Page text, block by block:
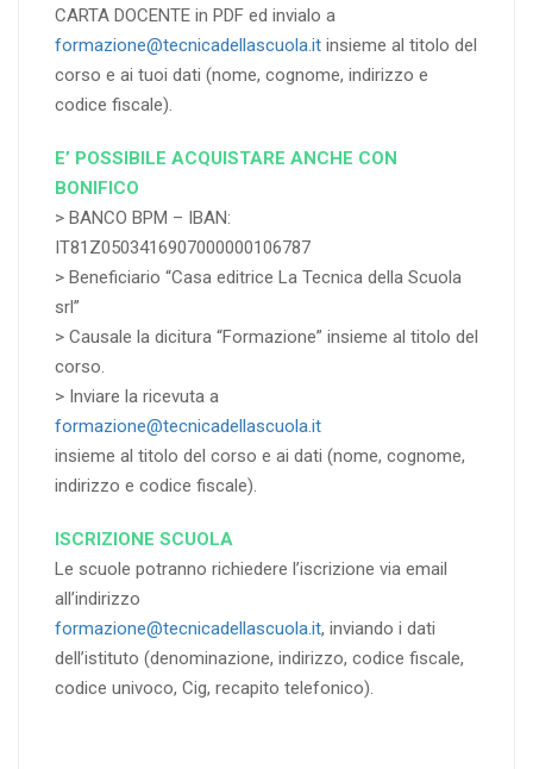
CARTA DOCENTE in PDF ed invialo a
formazione@tecnicadellascuola.it insieme al titolo del
corso e ai tuoi dati (nome, cognome, indirizzo e
codice fiscale).
E’ POSSIBILE ACQUISTARE ANCHE CON
BONIFICO
> BANCO BPM – IBAN:
IT81Z0503416907000000106787
> Beneficiario “Casa editrice La Tecnica della Scuola
srl”
> Causale la dicitura “Formazione” insieme al titolo del
corso.
> Inviare la ricevuta a
formazione@tecnicadellascuola.it
insieme al titolo del corso e ai dati (nome, cognome,
indirizzo e codice fiscale).
ISCRIZIONE SCUOLA
Le scuole potranno richiedere l’iscrizione via email
all’indirizzo
formazione@tecnicadellascuola.it, inviando i dati
dell’istituto (denominazione, indirizzo, codice fiscale,
codice univoco, Cig, recapito telefonico).